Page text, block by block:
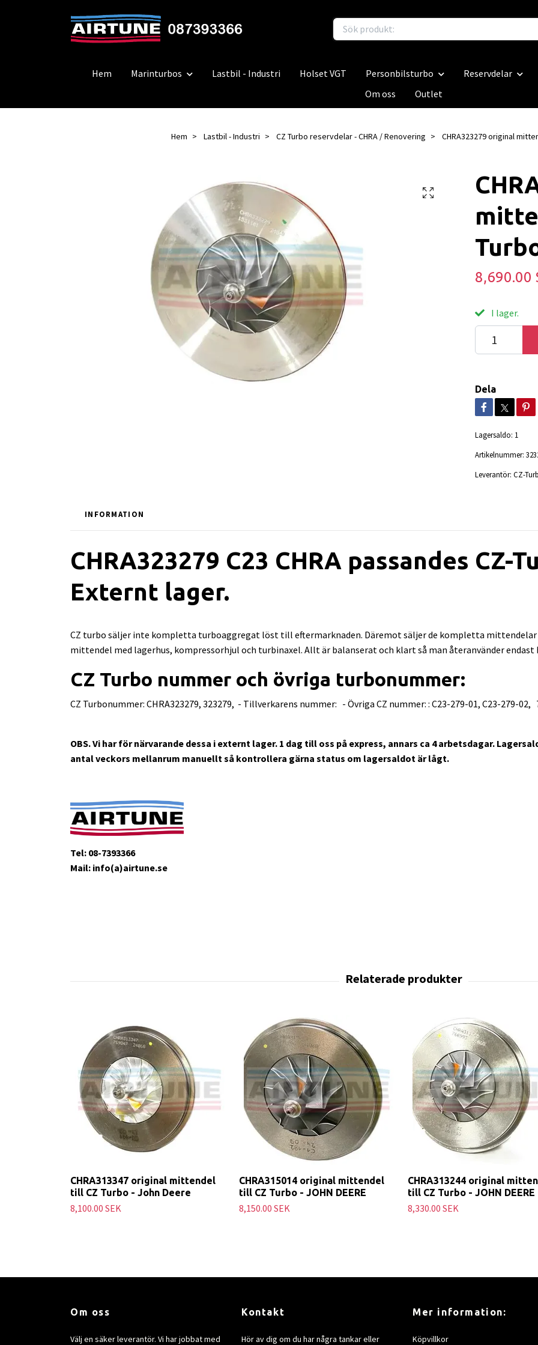
Hem Marinturbos Lastbil - Industri Holset VGT Personbilsturbo Reservdelar
Om oss
Outlet
Hem Lastbil - Industri CZ Turbo reservdelar - CHRA / Renovering CHRA323279 original
8,690.00
I lager.
Dela
Lagersaldo: 1
Artikelnummer:
Leverantör: CZ-
INFORMATION
CHRA323279 C23 CHRA passandes CZ-
Externt lager.
CZ turbo säljer inte kompletta turboaggregat löst till eftermarknaden. Däremot säljer de kompletta mittendelar
mittendel med lagerhus, kompressorhjul och turbinaxel. Allt är balanserat och klart så man återanvänder
CZ Turbo nummer och övriga turbonummer:
CZ Turbonummer: CHRA323279, 323279, - Tillverkarens nummer: - Övriga CZ nummer: : C23-279-01, C23-279-02,
OBS. Vi har för närvarande dessa i externt lager. 1 dag till oss på express, annars ca 4 arbetsdagar.
antal veckors mellanrum manuellt så kontrollera gärna status om lagersaldot är lågt.
Tel: 08-7393366
Mail: info(a)airtune.se
CHRA313347 original mittendel
till CZ Turbo - John Deere
8,100.00 SEK
CHRA315014 original mittendel
till CZ Turbo - JOHN DEERE
8,150.00 SEK
CHRA313244 original
till CZ Turbo - JOHN DEERE
8,330.00 SEK
Om oss
Välj en säker leverantör. Vi har jobbat med
Kontakt
Hör av dig om du har några tankar eller
Mer information:
Köpvillkor